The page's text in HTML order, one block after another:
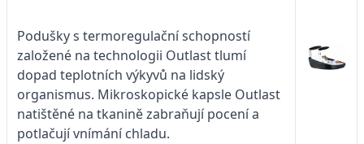
Podušky s termoregulační schopností
založené na technologii Outlast tlumí
dopad teplotních výkyvů na lidský
organismus. Mikroskopické kapsle Outlast
natištěné na tkanině zabraňují pocení a
potlačují vnímání chladu.